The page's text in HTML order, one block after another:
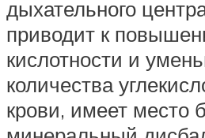
дыхательного
приводит к
кислотности и
количества
крови, имеет место